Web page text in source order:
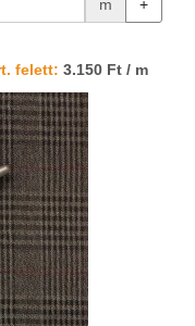
m +
felett: 3.150 Ft / m